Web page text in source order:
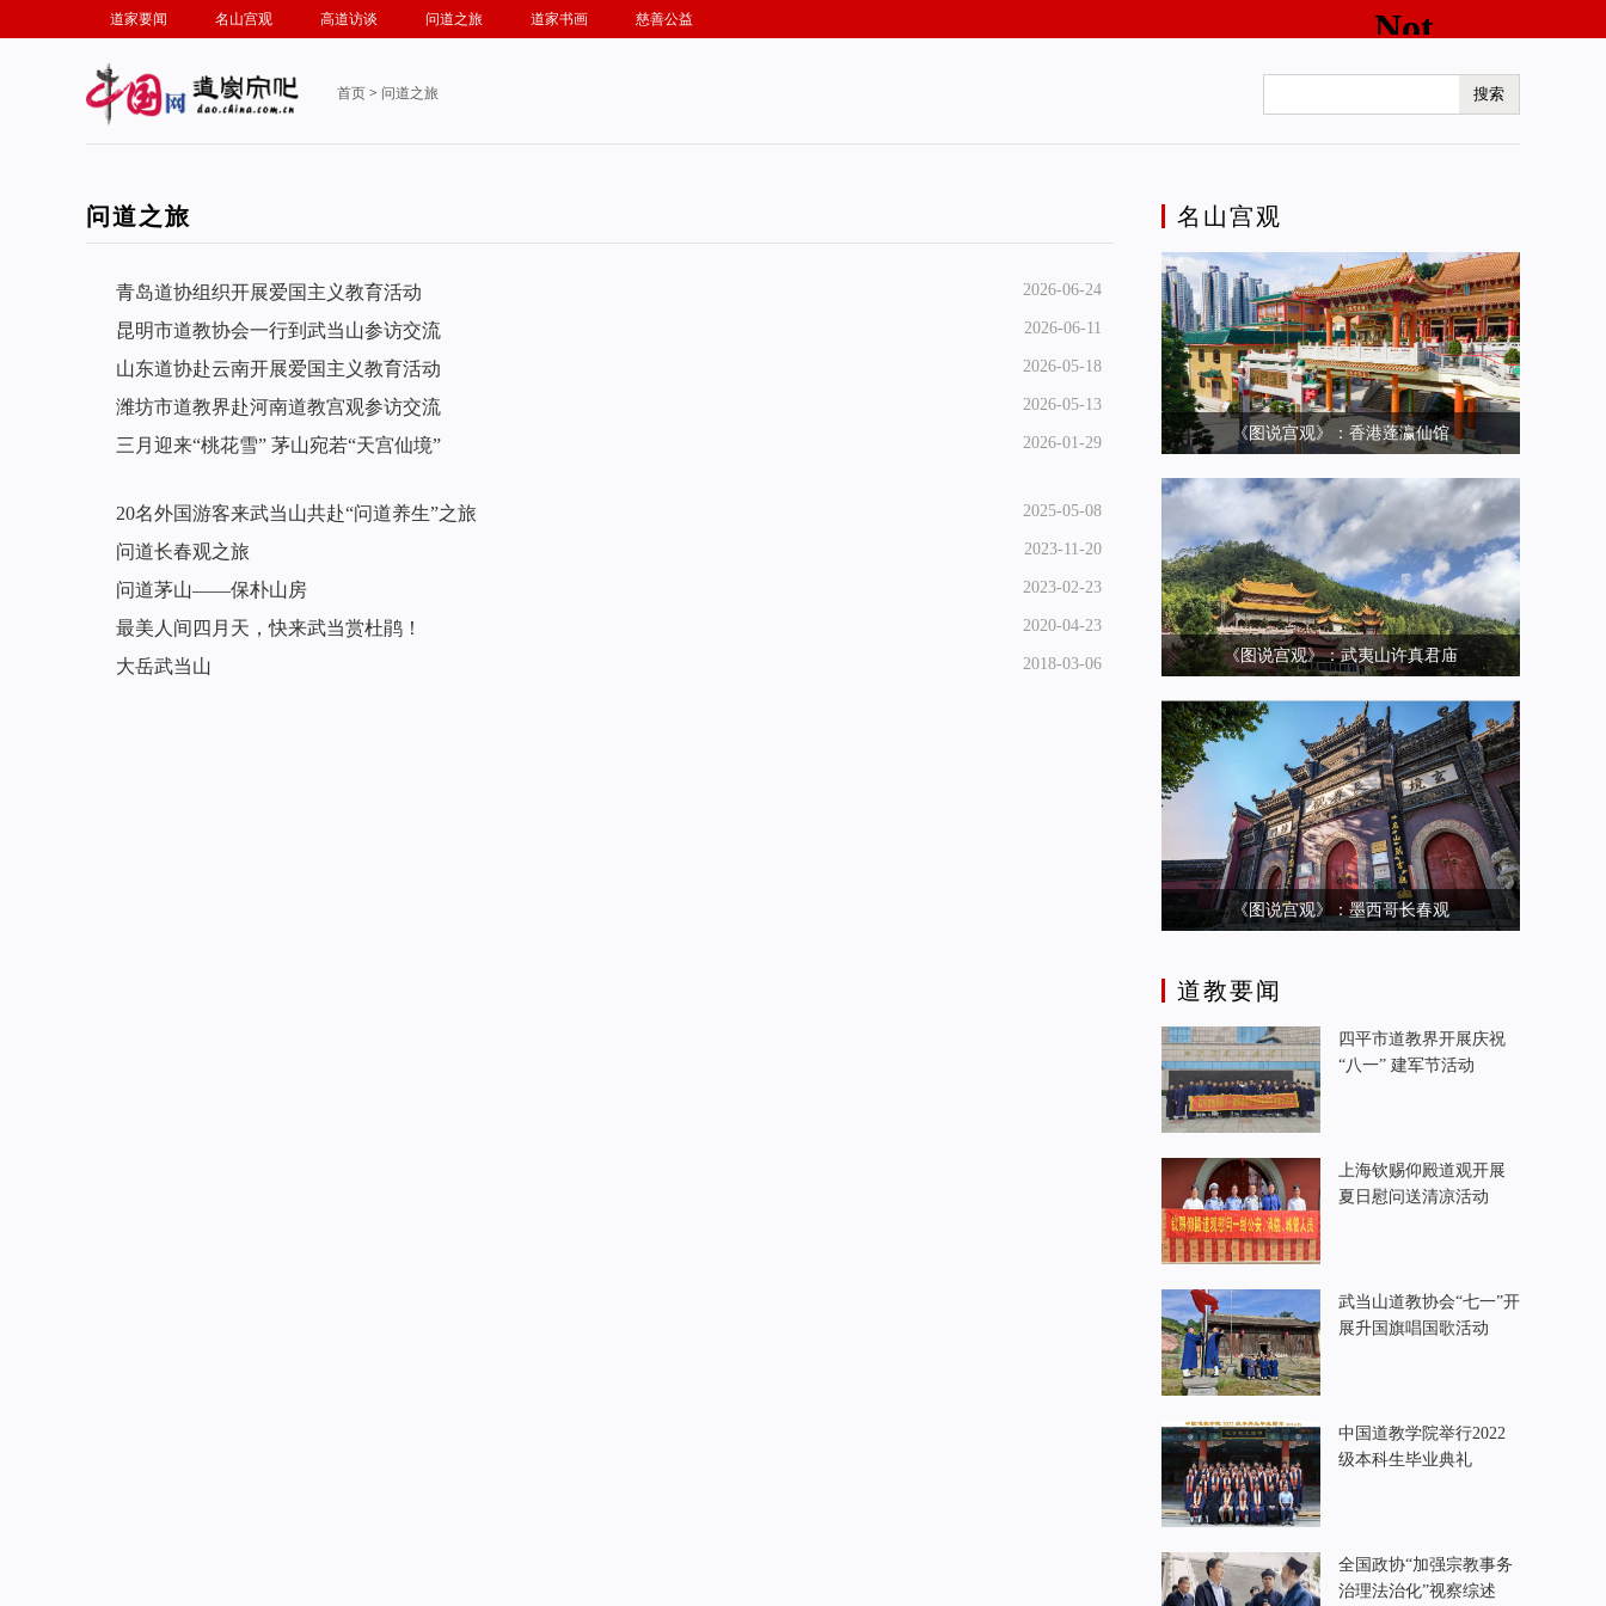
道家要闻 名山宫观 高道访谈 问道之旅 道家书画 慈善公益
首页 > 问道之旅
问道之旅
2026-06-24
青岛道协组织开展爱国主义教育活动
2026-06-11
昆明市道教协会一行到武当山参访交流
2026-05-18
山东道协赴云南开展爱国主义教育活动
2026-05-13
潍坊市道教界赴河南道教宫观参访交流
2026-01-29
三月迎来“桃花雪” 茅山宛若“天宫仙境”
2025-05-08
20名外国游客来武当山共赴“问道养生”之旅
2023-11-20
问道长春观之旅
2023-02-23
问道茅山——保朴山房
2020-04-23
最美人间四月天，快来武当赏杜鹃！
2018-03-06
大岳武当山
名山宫观
《图说宫观》：香港蓬瀛仙馆
《图说宫观》：武夷山许真君庙
《图说宫观》：墨西哥长春观
道教要闻
四平市道教界开展庆祝
“八一” 建军节活动
上海钦赐仰殿道观开展
夏日慰问送清凉活动
武当山道教协会“七一”开
展升国旗唱国歌活动
中国道教学院举行2022
级本科生毕业典礼
全国政协“加强宗教事务
治理法治化”视察综述